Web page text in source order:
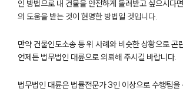
법률서식
뉴스레터/브로슈어
세미나
인 방법으로 내 건물을 안전하게 돌려받고 싶으시다
의 도움을 받는 것이 현명한 방법일 것입니다.
만약 건물인도소송 등 위 사례와 비슷한 상황으로 곤
언제든 법무법인 대륜으로 의뢰해 주시길 바랍니다.
법무법인 대륜은 법률전문가 3인 이상으로 수행팀을